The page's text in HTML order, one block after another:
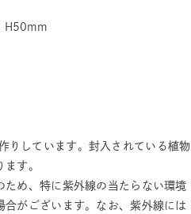
H50mm
りしています。封入されている植物
す。
ため、特に紫外線の当たらない環境
がございます。なお、紫外線には